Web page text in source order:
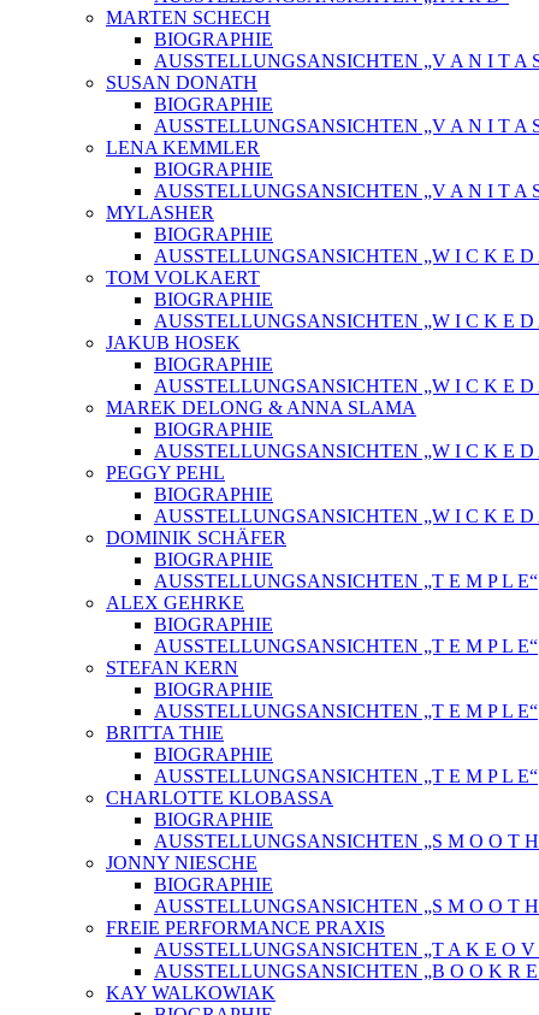
MARTEN SCHECH
BIOGRAPHIE
AUSSTELLUNGSANSICHTEN „V A N I T A
SUSAN DONATH
BIOGRAPHIE
AUSSTELLUNGSANSICHTEN „V A N I T A
LENA KEMMLER
BIOGRAPHIE
AUSSTELLUNGSANSICHTEN „V A N I T A
MYLASHER
BIOGRAPHIE
AUSSTELLUNGSANSICHTEN „W I C K E D
TOM VOLKAERT
BIOGRAPHIE
AUSSTELLUNGSANSICHTEN „W I C K E D
JAKUB HOSEK
BIOGRAPHIE
AUSSTELLUNGSANSICHTEN „W I C K E D
MAREK DELONG & ANNA SLAMA
BIOGRAPHIE
AUSSTELLUNGSANSICHTEN „W I C K E D
PEGGY PEHL
BIOGRAPHIE
AUSSTELLUNGSANSICHTEN „W I C K E D
DOMINIK SCHÄFER
BIOGRAPHIE
AUSSTELLUNGSANSICHTEN „T E M P L E“
ALEX GEHRKE
BIOGRAPHIE
AUSSTELLUNGSANSICHTEN „T E M P L E“
STEFAN KERN
BIOGRAPHIE
AUSSTELLUNGSANSICHTEN „T E M P L E“
BRITTA THIE
BIOGRAPHIE
AUSSTELLUNGSANSICHTEN „T E M P L E“
CHARLOTTE KLOBASSA
BIOGRAPHIE
AUSSTELLUNGSANSICHTEN „S M O O T
JONNY NIESCHE
BIOGRAPHIE
AUSSTELLUNGSANSICHTEN „S M O O T
FREIE PERFORMANCE PRAXIS
AUSSTELLUNGSANSICHTEN „T A K E O V
AUSSTELLUNGSANSICHTEN „B O O K R E
KAY WALKOWIAK